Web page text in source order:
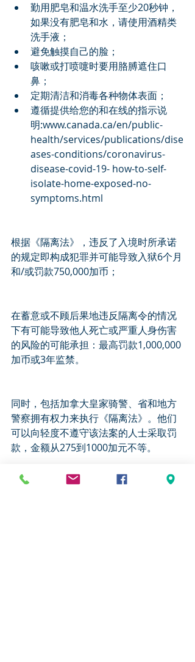
勤用肥皂和温水洗手至少20秒钟，
如果没有肥皂和水，请使用酒精类
洗手液；
避免触摸自己的脸；
咳嗽或打喷嚏时要用胳膊遮住口
鼻；
定期清洁和消毒各种物体表面；
遵循提供给您的和在线的指示说
明:www.canada.ca/en/public-
health/services/publications/dise
ases-conditions/coronavirus-
disease-covid-19- how-to-self-
isolate-home-exposed-no-
symptoms.html
根据《隔离法》，违反了入境时所承诺
的规定即构成犯罪并可能导致入狱6个月
和/或罚款750,000加币；
在蓄意或不顾后果地违反隔离令的情况
下有可能导致他人死亡或严重人身伤害
的风险的可能承担：最高罚款1,000,000
加币或3年监禁。
同时，包括加拿大皇家骑警、省和地方
警察拥有权力来执行《隔离法》。他们
可以向轻度不遵守该法案的人士采取罚
款，金额从275到1000加元不等。